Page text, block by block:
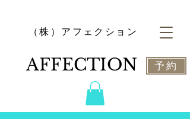
​（株）アフェクション
​AFFECTION 予約